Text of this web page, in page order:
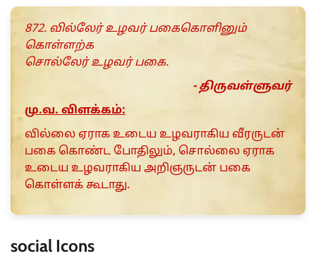
872. வில்லேர் உழவர் பகைகொளினும்
கொள்ளற்க
சொல்லேர் உழவர் பகை.
- திருவள்ளுவர்
மு.வ. விளக்கம்:
வில்லை ஏராக உடைய உழவராகிய வீரருடன்
பகை கொண்ட போதிலும், சொல்லை ஏராக
உடைய உழவராகிய அறிஞருடன் பகை
கொள்ளக் கூடாது.
social Icons